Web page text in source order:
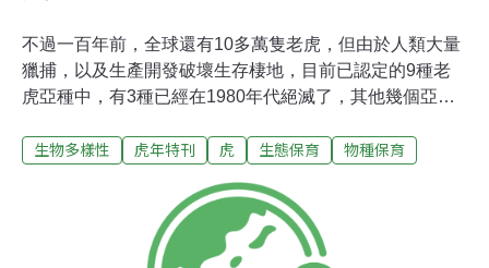
不過一百年前，全球還有10多萬隻老虎，但由於人類大量
獵捕，以及生產開發破壞生存棲地，目前已認定的9種老
虎亞種中，有3種已經在1980年代絕滅了，其他幾個亞種
分散，處於瀕危狀態。老虎只生存在亞洲一帶，北自俄羅
北方虎的體形大，顏色較淺；南方虎體形較小，顏色較
深。這是由於受到氣候影響，例如西伯利亞虎生存的環境
經常下雪，其條紋較淡，腹部白毛多，以便在雪中潛行獵
生物多樣性 虎年特刊 虎 生態保育 物種保育